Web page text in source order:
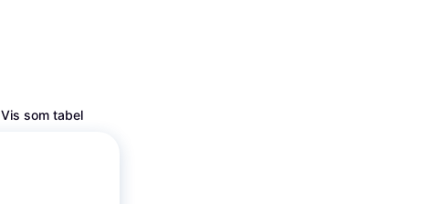
Vis som tabel